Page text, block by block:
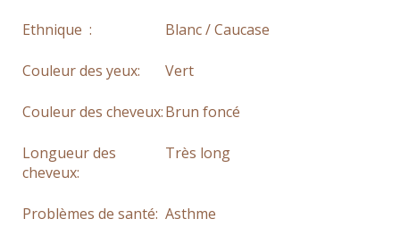
Ethnique : Blanc / Caucase
Couleur des yeux: Vert
Couleur des cheveux:Brun foncé
Longueur des
cheveux:
Très long
Problèmes de santé: Asthme